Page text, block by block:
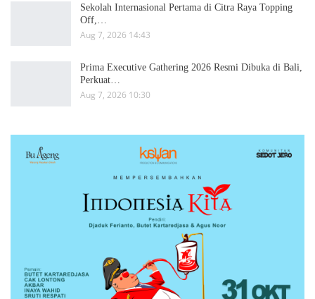
Sekolah Internasional Pertama di Citra Raya Topping
Off,…
Aug 7, 2026 14:43
Prima Executive Gathering 2026 Resmi Dibuka di Bali,
Perkuat…
Aug 7, 2026 10:30